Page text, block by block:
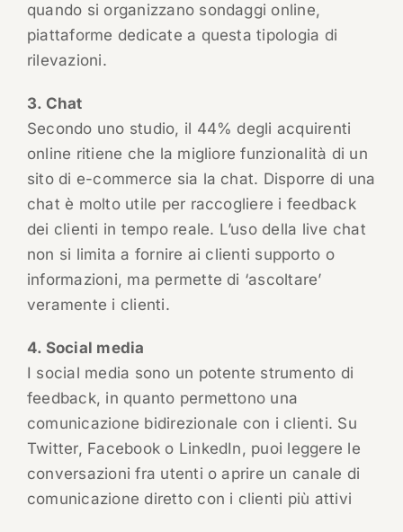
quando si organizzano sondaggi online,
piattaforme dedicate a questa tipologia di
rilevazioni.
3. Chat
Secondo uno studio, il 44% degli acquirenti
online ritiene che la migliore funzionalità di un
sito di e-commerce sia la chat. Disporre di una
chat è molto utile per raccogliere i feedback
dei clienti in tempo reale. L’uso della live chat
non si limita a fornire ai clienti supporto o
informazioni, ma permette di ‘ascoltare’
veramente i clienti.
4. Social media
I social media sono un potente strumento di
feedback, in quanto permettono una
comunicazione bidirezionale con i clienti. Su
Twitter, Facebook o LinkedIn, puoi leggere le
conversazioni fra utenti o aprire un canale di
comunicazione diretto con i clienti più attivi